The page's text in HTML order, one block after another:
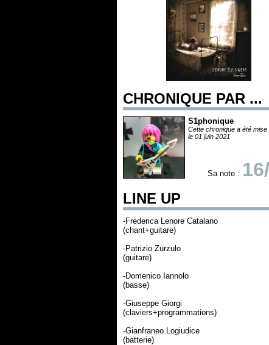
CHRONIQUE PAR ...
S1phonique
Cette chronique a été mise
le 01 juin 2021
Sa note :
LINE UP
-Frederica Lenore Catalano
(chant+guitare)
-Patrizio Zurzulo
(guitare)
-Domenico Iannolo
(basse)
-Giuseppe Giorgi
(claviers+programmations)
-Gianfraneo Logiudice
(batterie)